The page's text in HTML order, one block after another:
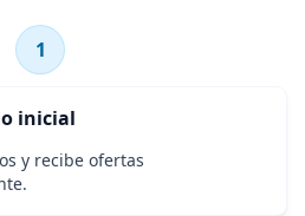
1
inicial
y recibe ofertas